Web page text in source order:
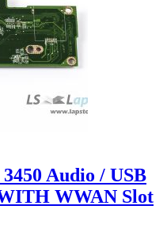
Audio / USB
WWAN Slot